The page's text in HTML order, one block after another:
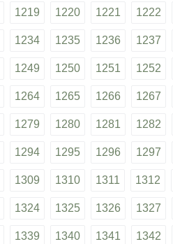
1219 1220 1221 1222
1234 1235 1236 1237
1249 1250 1251 1252
1264 1265 1266 1267
1279 1280 1281 1282
1294 1295 1296 1297
1309 1310 1311 1312
1324 1325 1326 1327
1339 1340 1341 1342